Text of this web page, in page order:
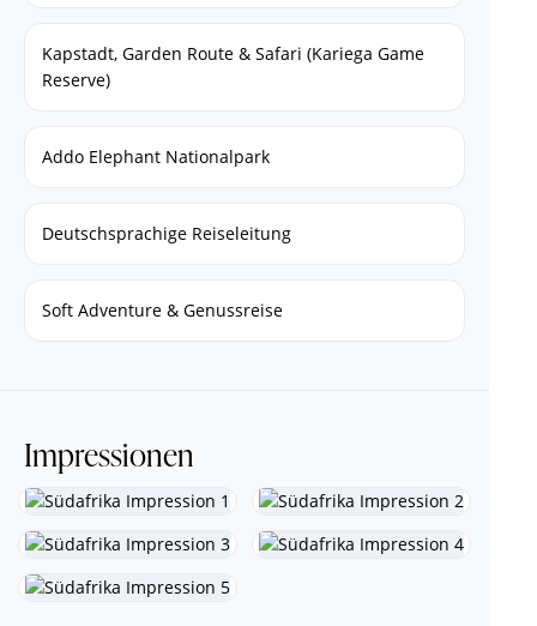
Kapstadt, Garden Route & Safari (Kariega Game
Reserve)
Addo Elephant Nationalpark
Deutschsprachige Reiseleitung
Soft Adventure & Genussreise
Impressionen